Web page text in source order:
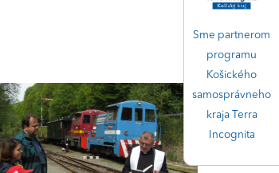
Sme partnerom
programu
Košického
samosprávneho
kraja Terra
Incognita